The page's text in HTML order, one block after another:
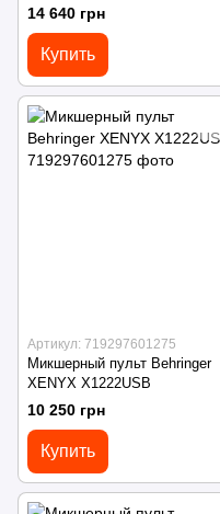
14 640 грн
Купить
Артикул: 719297601275
Микшерный пульт Behringer
XENYX X1222USB
10 250 грн
Купить